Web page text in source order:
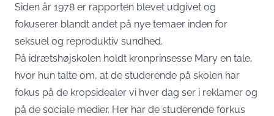
Siden år 1978 er rapporten blevet udgivet og
fokuserer blandt andet på nye temaer inden for
seksuel og reproduktiv sundhed.
På idrætshøjskolen holdt kronprinsesse Mary en tale,
hvor hun talte om, at de studerende på skolen har
fokus på de kropsidealer vi hver dag ser i reklamer og
på de sociale medier. Her har de studerende forkus